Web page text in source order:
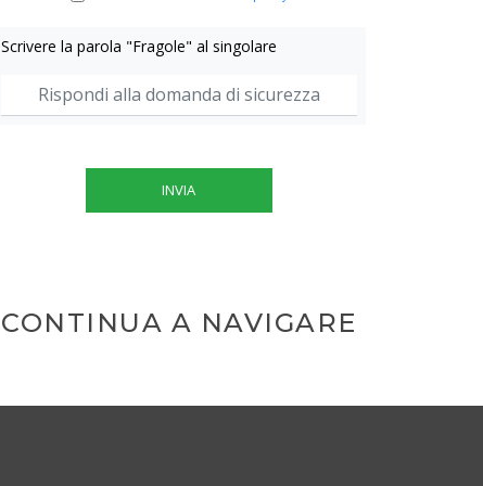
Scrivere la parola "Fragole" al singolare
INVIA
CONTINUA A NAVIGARE